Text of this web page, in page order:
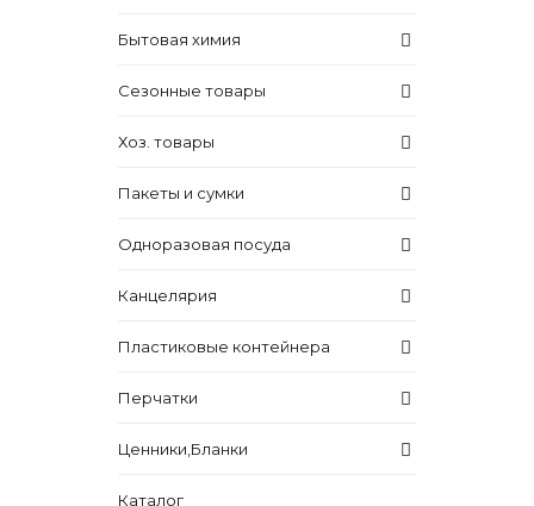
Бытовая химия
Сезонные товары
Хоз. товары
Пакеты и сумки
Одноразовая посуда
Канцелярия
Пластиковые контейнера
Перчатки
Ценники,Бланки
Каталог